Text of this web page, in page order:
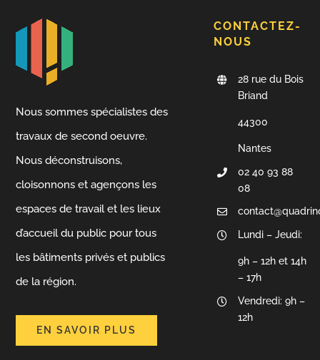
Nous sommes spécialistes des
travaux de second oeuvre.
Nous déconstruisons,
cloisonnons et agençons les
espaces de travail et les lieux
d’accueil du public pour tous
les bâtiments privés et publics
de la région.
EN SAVOIR PLUS
CONTACTEZ-
NOUS
28 rue du Bois
Briand
44300
Nantes
02 40 93 88
08
Lundi – Jeudi:
9h – 12h et 14h
– 17h
Vendredi: 9h –
12h